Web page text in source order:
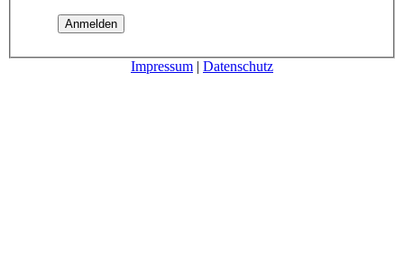
Impressum | Datenschutz